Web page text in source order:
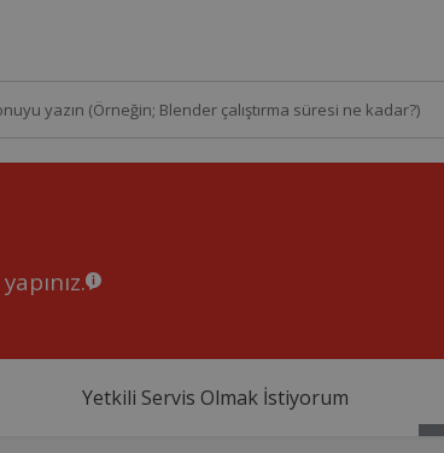
Yetkili Servis Olmak İstiyorum